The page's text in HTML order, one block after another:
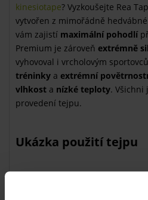
kinesiotape? Vyzkoušejte Rea
vytvořen z mimořádně
vám zajistí maximální pohodlí
Premium je zároveň extrémně
vyhovoval i vrcholovým
tréninky a extrémní
vlhkost a nízké teploty. Všichni
provedení tejpu.
Ukázka použití tejpu